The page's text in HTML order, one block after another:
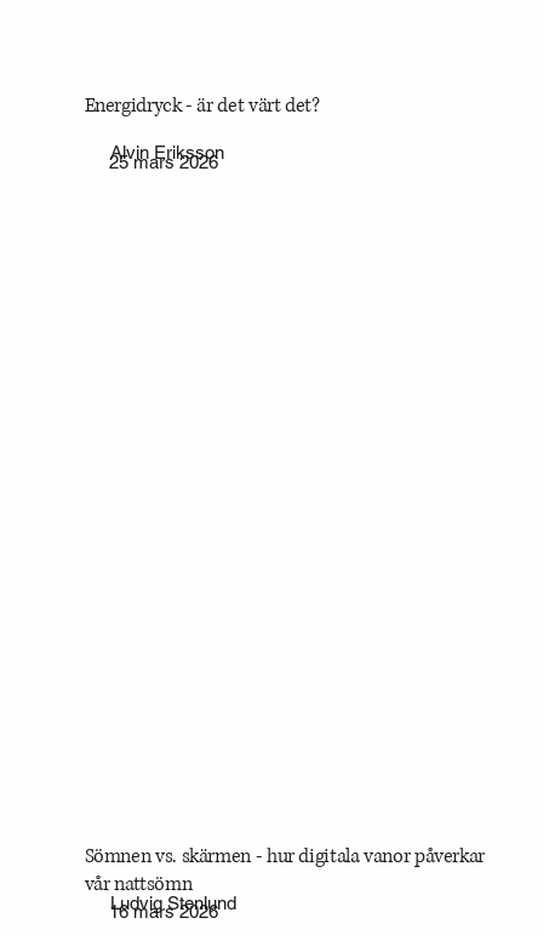
Energidryck - är det värt det?
Alvin Eriksson
25 mars 2026
Sömnen vs. skärmen - hur digitala vanor påverkar
vår nattsömn
Ludvig Stenlund
16 mars 2026